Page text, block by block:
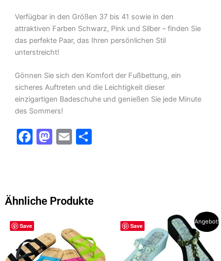
Verfügbar in den Größen 37 bis 41 sowie in den
attraktiven Farben Schwarz, Pink und Silber – finden Sie
das perfekte Paar, das Ihren persönlichen Stil
unterstreicht!
Gönnen Sie sich den Komfort der Fußbettung, ein
sicheres Auftreten und die Leichtigkeit dieser
einzigartigen Badeschuhe und genießen Sie jede Minute
des Sommers!
F
b
o
k
M
d
n
E
Ähnliche Produkte
Save
Dieses
Produkt
weist
mehrere
Save
Angebot!
Dieses
Produkt
mehrere